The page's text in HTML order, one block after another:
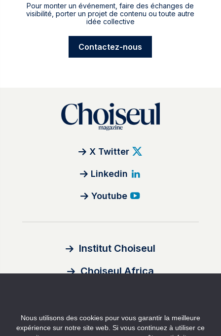
Pour monter un événement, faire des échanges de
visibilité, porter un projet de contenu ou toute autre
idée collective
Contactez-nous
X Twitter
Linkedin
Youtube
Institut Choiseul
Choiseul Africa
Auteurs
Nous utilisons des cookies pour vous garantir la meilleure
expérience sur notre site web. Si vous continuez à utiliser ce